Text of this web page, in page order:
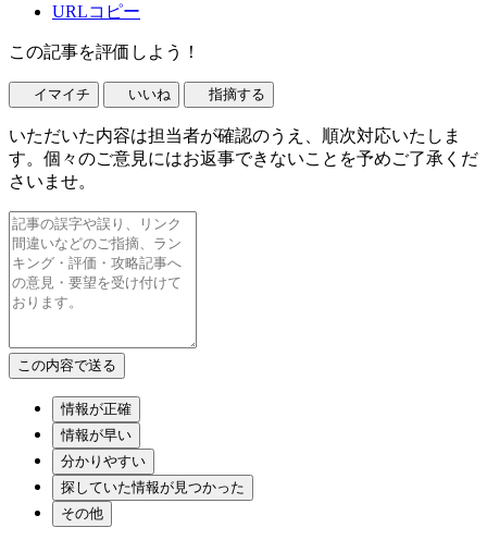
URLコピー
この記事を評価しよう！
イマイチ いいね 指摘する
いただいた内容は担当者が確認のうえ、順次対応いたしま
す。個々のご意見にはお返事できないことを予めご了承くだ
さいませ。
情報が正確
情報が早い
分かりやすい
探していた情報が見つかった
その他